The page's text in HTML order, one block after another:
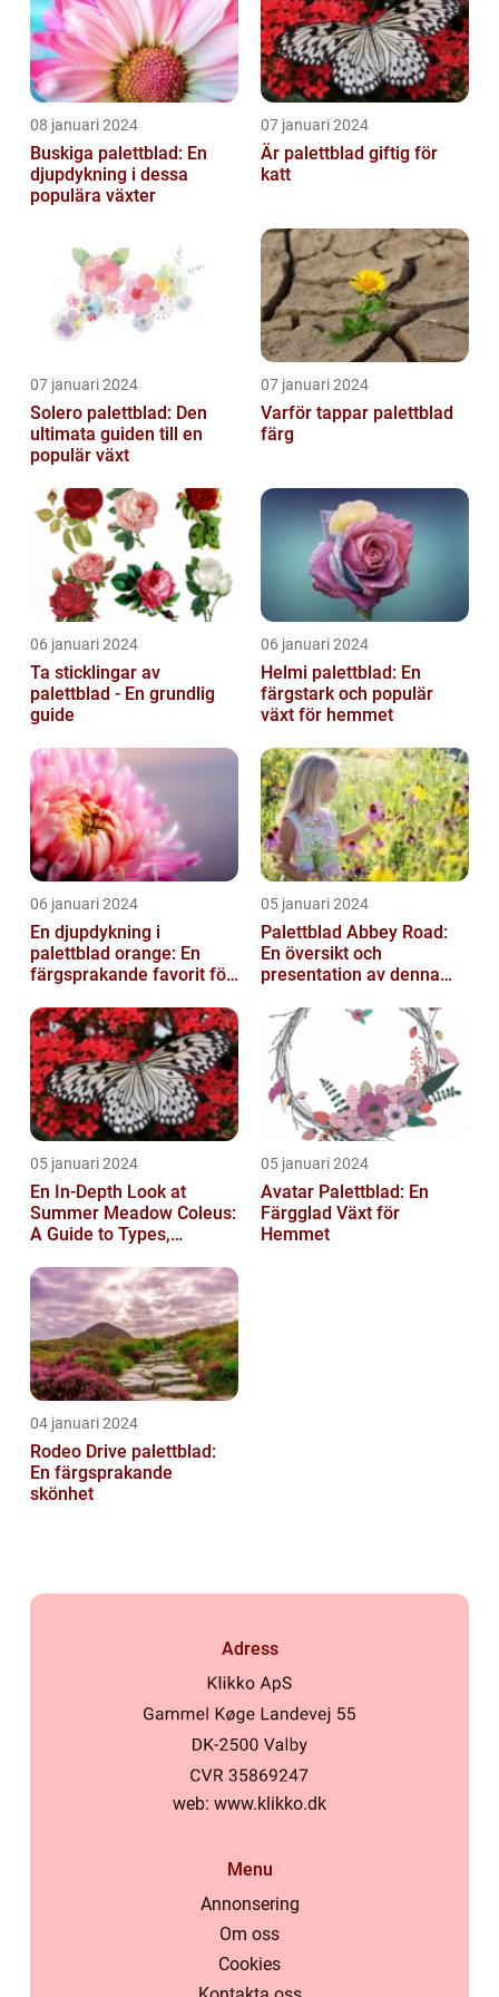
08 januari 2024
Buskiga palettblad: En
djupdykning i dessa
populära växter
07 januari 2024
Är palettblad giftig för
katt
07 januari 2024
Solero palettblad: Den
ultimata guiden till en
populär växt
07 januari 2024
Varför tappar palettblad
färg
06 januari 2024
Ta sticklingar av
palettblad - En grundlig
guide
06 januari 2024
Helmi palettblad: En
färgstark och populär
växt för hemmet
06 januari 2024
En djupdykning i
palettblad orange: En
färgsprakande favorit för
05 januari 2024
Palettblad Abbey Road:
En översikt och
presentation av denna
05 januari 2024
En In-Depth Look at
Summer Meadow Coleus:
A Guide to Types,
Historical Signific...
05 januari 2024
Avatar Palettblad: En
Färgglad Växt för
Hemmet
04 januari 2024
Rodeo Drive palettblad:
En färgsprakande
skönhet
Adress
web: www.klikko.dk
Menu
Annonsering
Om oss
Cookies